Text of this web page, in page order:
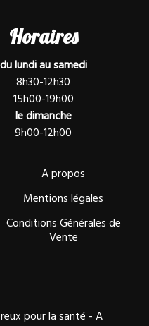
Horaires
du lundi au samedi
8h30-12h30
15h00-19h00
le dimanche
9h00-12h00
A propos
Mentions légales
Conditions Générales de
Vente
pour la santé - A